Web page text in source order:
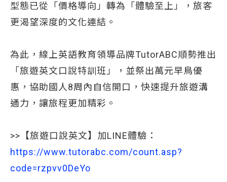
型態已從「價格導向」轉為「體驗至上」，旅客
更渴望深度的文化連結。
為此，線上英語教育領導品牌TutorABC順勢推出
「旅遊英文口說特訓班」，並祭出萬元早鳥優
惠，協助國人8周內自信開口，快速提升旅遊溝
通力，讓旅程更加精彩。
>>【旅遊口說英文】加LINE體驗：
https://www.tutorabc.com/count.asp?
code=rzpvv0DeYo